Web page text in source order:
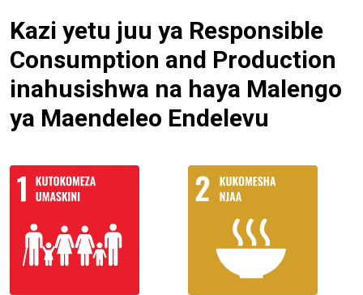
Kazi yetu juu ya Responsible
Consumption and Production
inahusishwa na haya Malengo
ya Maendeleo Endelevu